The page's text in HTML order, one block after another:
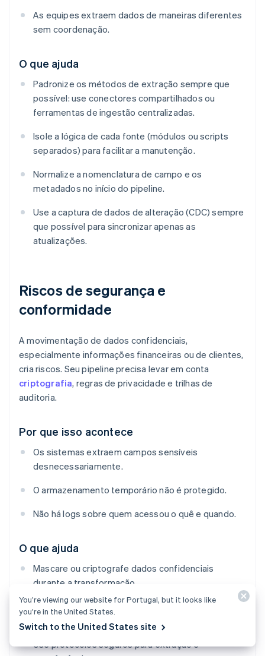
As equipes extraem dados de maneiras diferentes
sem coordenação.
O que ajuda
Padronize os métodos de extração sempre que
possível: use conectores compartilhados ou
ferramentas de ingestão centralizadas.
Isole a lógica de cada fonte (módulos ou scripts
separados) para facilitar a manutenção.
Normalize a nomenclatura de campo e os
metadados no início do pipeline.
Use a captura de dados de alteração (CDC) sempre
que possível para sincronizar apenas as
atualizações.
Riscos de segurança e
conformidade
A movimentação de dados confidenciais,
especialmente informações financeiras ou de clientes,
cria riscos. Seu pipeline precisa levar em conta
criptografia, regras de privacidade e trilhas de
auditoria.
Por que isso acontece
Os sistemas extraem campos sensíveis
desnecessariamente.
O armazenamento temporário não é protegido.
Não há logs sobre quem acessou o quê e quando.
O que ajuda
Mascare ou criptografe dados confidenciais
durante a transformação.
Restrinja o acesso a áreas de preparação e aplique
controles estabelecidos em funções.
Use protocolos seguros para extração e
You’re viewing our website for Portugal, but it looks like
you’re in the United States.
Switch to the United States site